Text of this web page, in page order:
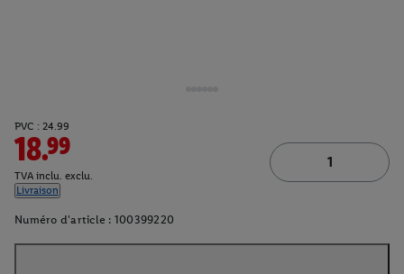
PVC : 24.99
18.99
TVA inclu. exclu.
Livraison
Numéro d'article : 100399220